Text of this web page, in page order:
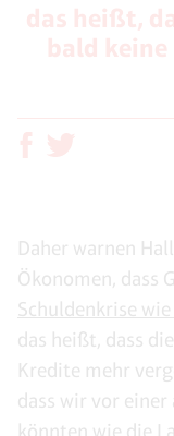
Daher warnen
Ökonomen, dass
Schuldenkrise
das heißt, dass
Kredite mehr
dass wir vor
könnten wie die